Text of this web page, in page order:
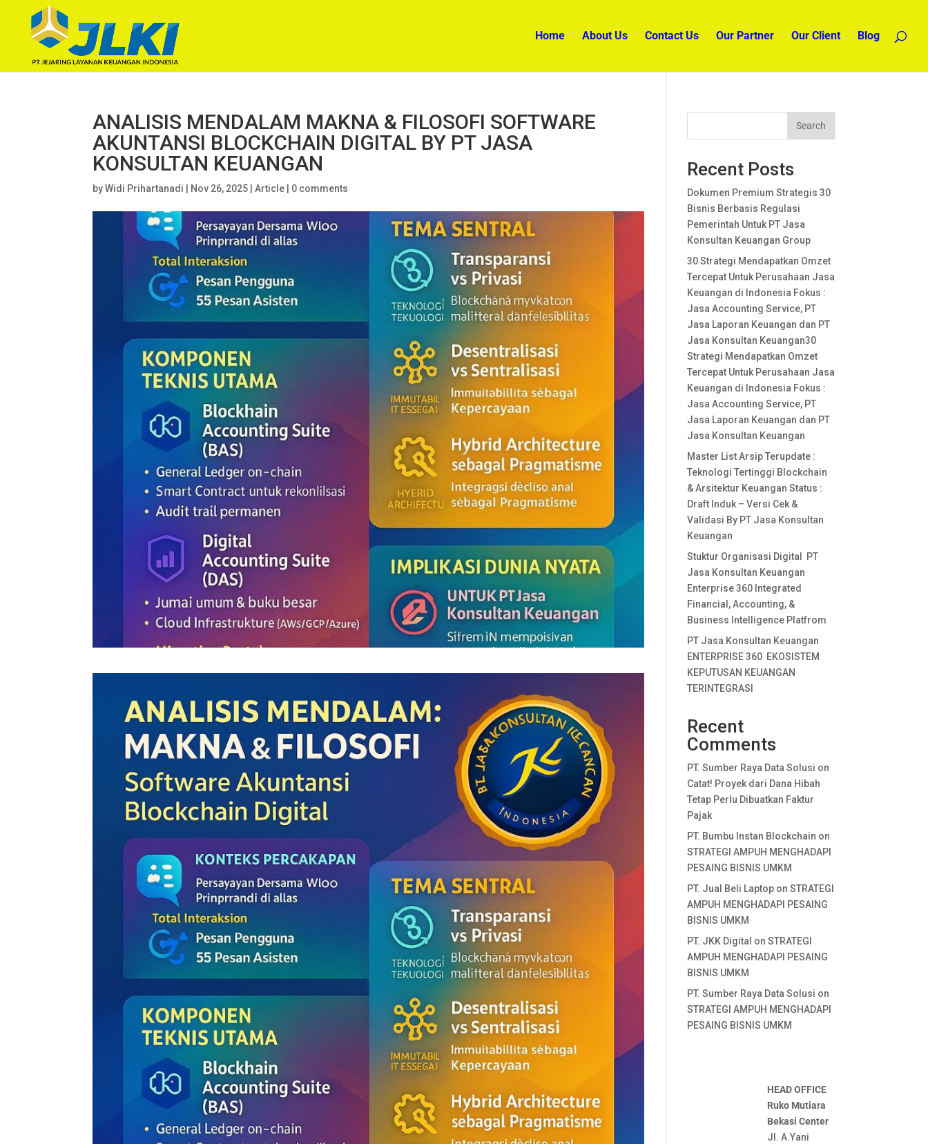
Home About Us Contact Us Our Partner Our Client Blog
ANALISIS MENDALAM MAKNA & FILOSOFI SOFTWARE
AKUNTANSI BLOCKCHAIN DIGITAL BY PT JASA
KONSULTAN KEUANGAN
byWidi Prihartanadi Nov 26, 2025 |Article 0 comments
Search
Recent Posts
Dokumen Premium Strategis 30
Bisnis Berbasis Regulasi
Pemerintah Untuk PT Jasa
Konsultan Keuangan Group
30 Strategi Mendapatkan Omzet
Tercepat Untuk Perusahaan Jasa
Keuangan di Indonesia Fokus :
Jasa Accounting Service, PT
Jasa Laporan Keuangan dan PT
Jasa Konsultan Keuangan30
Strategi Mendapatkan Omzet
Tercepat Untuk Perusahaan Jasa
Keuangan di Indonesia Fokus :
Jasa Accounting Service, PT
Jasa Laporan Keuangan dan PT
Jasa Konsultan Keuangan
Master List Arsip Terupdate :
Teknologi Tertinggi Blockchain
& Arsitektur Keuangan Status :
Draft Induk – Versi Cek &
Validasi By PT Jasa Konsultan
Keuangan
Stuktur Organisasi Digital PT
Jasa Konsultan Keuangan
Enterprise 360 Integrated
Financial, Accounting, &
Business Intelligence Platfrom
PT Jasa Konsultan Keuangan
ENTERPRISE 360 EKOSISTEM
KEPUTUSAN KEUANGAN
TERINTEGRASI
Recent
Comments
PT. Sumber Raya Data Solusi on
Catat! Proyek dari Dana Hibah
Tetap Perlu Dibuatkan Faktur
Pajak
PT. Bumbu Instan Blockchain on
STRATEGI AMPUH MENGHADAPI
PESAING BISNIS UMKM
PT. Jual Beli Laptopon STRATEGI
AMPUH MENGHADAPI PESAING
BISNIS UMKM
PT. JKK Digital on STRATEGI
AMPUH MENGHADAPI PESAING
BISNIS UMKM
PT. Sumber Raya Data Solusi on
STRATEGI AMPUH MENGHADAPI
PESAING BISNIS UMKM
HEAD OFFICE
Ruko Mutiara
Bekasi Center
Jl. A.Yani